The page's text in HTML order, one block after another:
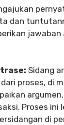
dan
Sidang
proses, di
Proses ini
di